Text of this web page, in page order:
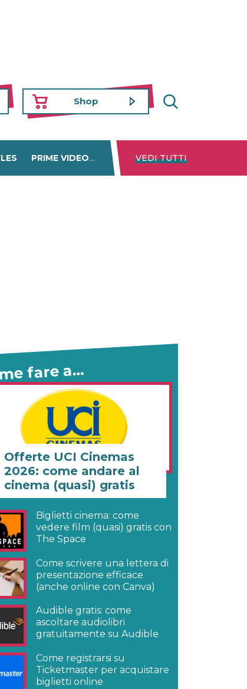
Shop
PRIME VIDEO DISNEY+ NETFLIX
VEDI TUTTI
fare a…
Offerte UCI Cinemas
2026: come andare al
cinema (quasi) gratis
Biglietti cinema: come
vedere film (quasi) gratis con
The Space
Come scrivere una lettera di
presentazione efficace
(anche online con Canva)
Audible gratis: come
ascoltare audiolibri
gratuitamente su Audible
Come registrarsi su
Ticketmaster per acquistare
biglietti online